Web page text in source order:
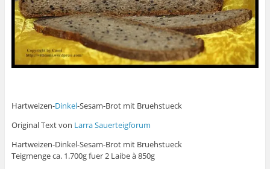
Hartweizen-Dinkel-Sesam-Brot mit Bruehstueck
Original Text von Larra Sauerteigforum
Hartweizen-Dinkel-Sesam-Brot mit Bruehstueck
Teigmenge ca. 1.700g fuer 2 Laibe à 850g